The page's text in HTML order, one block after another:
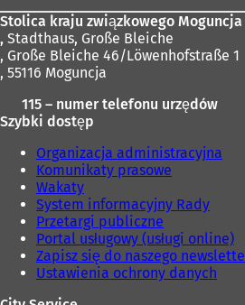
e
j
k
a
i
)
Stolica kraju związkowego Moguncja
, Stadthaus, Große Bleiche
, Große Bleiche 46/Löwenhofstraße 1
, 55116 Moguncja
115 – numer telefonu urzędów
Szybki dostęp
Organizacja administracyjna
Komunikaty prasowe
Wakaty
System informacyjny Rady
Przetargi publiczne
Portal usługowy (usługi online)
Zapisz się do naszego
Ustawienia ochrony danych